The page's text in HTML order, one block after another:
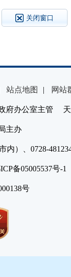
关闭窗口
站点地图 | 网站
府办公室主管 天
主办
内）、0728-
备05005537号
号